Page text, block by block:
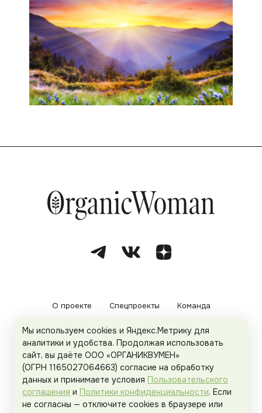
О проекте Спецпроекты Команда
Рекламодателям Политика конфиденциальности
Пользовательское соглашение
Мы используем cookies и Яндекс.Метрику для
аналитики и удобства. Продолжая использовать
сайт, вы даёте ООО «ОРГАНИКВУМЕН»
(ОГРН 1165027064663) согласие на обработку
данных и принимаете условия Пользовательского
соглашения и Политики конфиденциальности. Если
не согласны — отключите cookies в браузере или